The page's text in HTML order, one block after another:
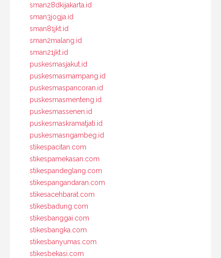
sman28dkijakarta.id
sman3jogja.id
sman81jkt.id
sman2malang.id
sman21jkt.id
puskesmasjakut.id
puskesmasmampang.id
puskesmaspancoran.id
puskesmasmenteng.id
puskesmassenen.id
puskesmaskramatjati.id
puskesmasngambeg.id
stikespacitan.com
stikespamekasan.com
stikespandeglang.com
stikespangandaran.com
stikesacehbarat.com
stikesbadung.com
stikesbanggai.com
stikesbangka.com
stikesbanyumas.com
stikesbekasi.com